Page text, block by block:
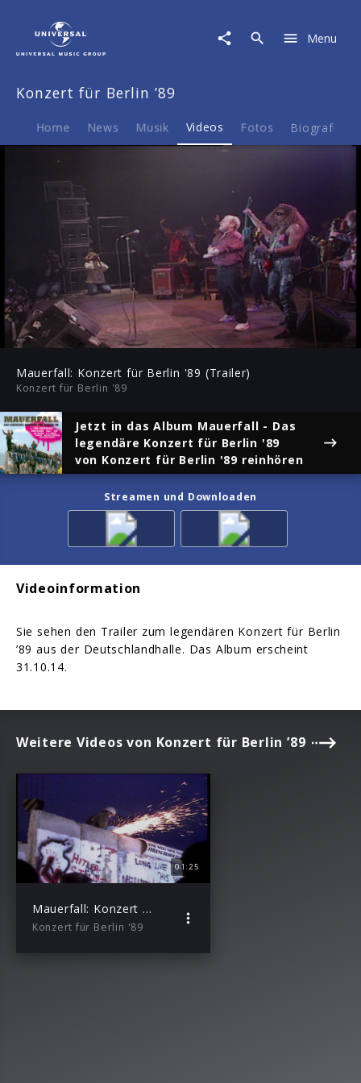
'89
Video
Mauerfall:
Konzert
Menu
Konzert für Berlin ’89
Home News Musik Videos Fotos Biografie
Play
-03:12
Mute
Play
Mauerfall: Konzert für Berlin '89 (Trailer)
Konzert für Berlin '89
Jetzt in das Album Mauerfall - Das
legendäre Konzert für Berlin '89
von Konzert für Berlin '89 reinhören
Streamen und Downloaden
Videoinformation
Sie sehen den Trailer zum legendären Konzert für Berlin
’89 aus der Deutschlandhalle. Das Album erscheint
31.10.14.
Weitere Videos von Konzert für Berlin ’89
01:25
Mauerfall: Konzert für Berlin ’89 (Teaser)
Konzert für Berlin '89